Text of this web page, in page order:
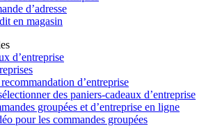
d’adresse
en magasin
d’entreprise
d’entreprise
des paniers-cadeaux d’entreprise
groupées et d’entreprise en ligne
pour les commandes groupées